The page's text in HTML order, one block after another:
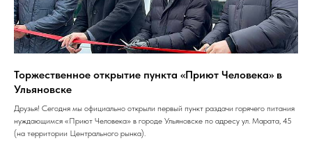
Торжественное открытие пункта «Приют Человека» в
Ульяновске
Друзья! Сегодня мы официально открыли первый пункт раздачи горячего питания
нуждающимся «Приют Человека» в городе Ульяновске по адресу ул. Марата, 45
(на территории Центрального рынка).